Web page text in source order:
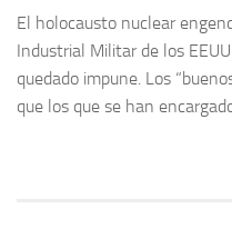
El holocausto nuclear
Industrial Militar de los
quedado impune. Los
que los que se han